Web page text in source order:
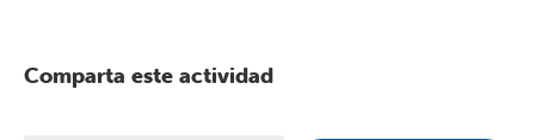
Comparta este actividad